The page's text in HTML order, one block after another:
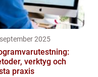
2025
verktyg och
praxis